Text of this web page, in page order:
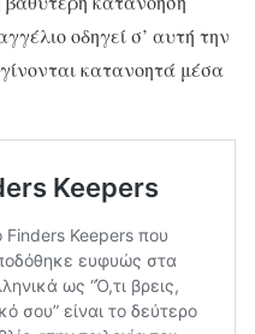
οδηγεί σ’ αυτή την
κατανοητά μέσα